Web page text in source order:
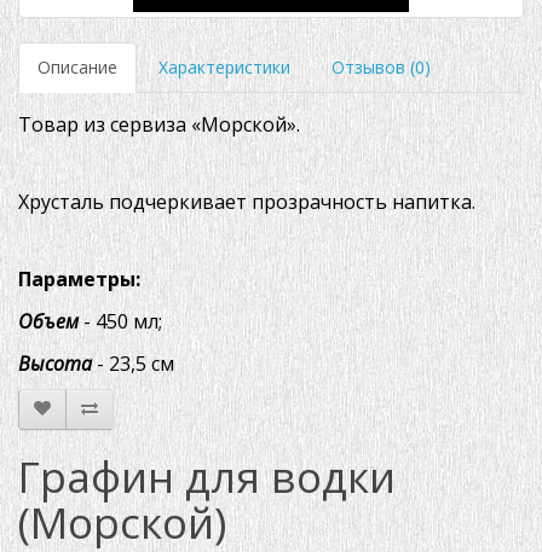
Описание Характеристики Отзывов (0)
Товар из сервиза «Морской».
Хрусталь подчеркивает прозрачность напитка.
Параметры:
Объем- 450 мл;
Высота- 23,5 см
Графин для водки
(Морской)